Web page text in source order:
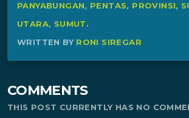
PANYABUNGAN, PENTAS, PROVINSI,
UTARA, SUMUT.
WRITTEN BY RONI SIREGAR
COMMENTS
THIS POST CURRENTLY HAS NO